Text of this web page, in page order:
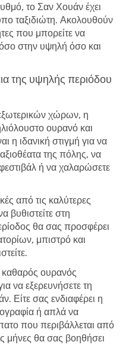
το Σαν Χουάν έχει
ταξιδιώτη. Ακολουθούν
που μπορείτε να
στην υψηλή όσο και
της υψηλής περιόδου
εξωτερικών χώρων, η
ουρανό και
η ιδανική στιγμή για να
της πόλης, να
ή να χαλαρώσετε
από τις καλύτερες
βυθιστείτε στη
θα σας προσφέρει
μπιστρό και
καθαρός ουρανός
να εξερευνήσετε τη
Είτε σας ενδιαφέρει η
ή απλά να
που περιβάλλεται από
μήνες θα σας βοηθήσει